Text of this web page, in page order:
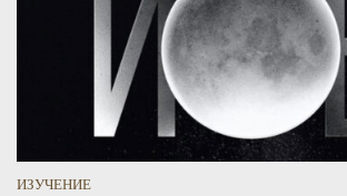
ИЗУЧЕНИЕ